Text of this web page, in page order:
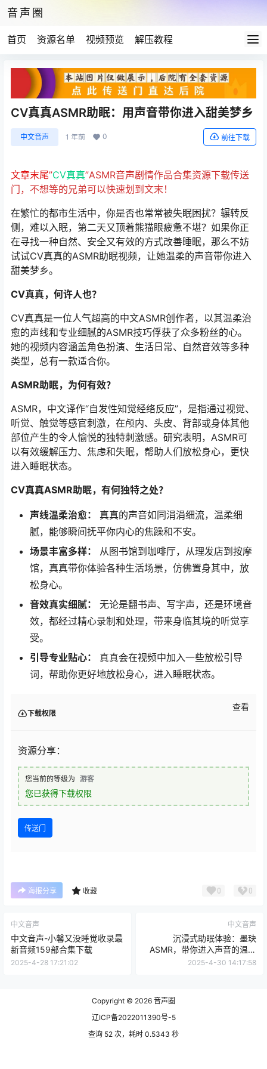
音声圈
首页 资源名单 视频预览 解压教程
CV真真ASMR助眠：用声音带你进入甜美梦乡
中文音声 1 年前 0 前往下载
文章末尾”CV真真”ASMR音声剧情作品合集资源下载传送
门，不想等的兄弟可以快速划到文末！
在繁忙的都市生活中，你是否也常常被失眠困扰？辗转反
侧，难以入眠，第二天又顶着熊猫眼疲惫不堪？如果你正
在寻找一种自然、安全又有效的方式改善睡眠，那么不妨
试试CV真真的ASMR助眠视频，让她温柔的声音带你进入
甜美梦乡。
CV真真，何许人也？
CV真真是一位人气超高的中文ASMR创作者，以其温柔治
愈的声线和专业细腻的ASMR技巧俘获了众多粉丝的心。
她的视频内容涵盖角色扮演、生活日常、自然音效等多种
类型，总有一款适合你。
ASMR助眠，为何有效？
ASMR，中文译作“自发性知觉经络反应”，是指通过视觉、
听觉、触觉等感官刺激，在颅内、头皮、背部或身体其他
部位产生的令人愉悦的独特刺激感。研究表明，ASMR可
以有效缓解压力、焦虑和失眠，帮助人们放松身心，更快
进入睡眠状态。
CV真真ASMR助眠，有何独特之处？
声线温柔治愈：
真真的声音如同涓涓细流，温柔细
腻，能够瞬间抚平你内心的焦躁和不安。
场景丰富多样：
从图书馆到咖啡厅，从理发店到按摩
馆，真真带你体验各种生活场景，仿佛置身其中，放
松身心。
音效真实细腻：
无论是翻书声、写字声，还是环境音
效，都经过精心录制和处理，带来身临其境的听觉享
受。
引导专业贴心：
真真会在视频中加入一些放松引导
词，帮助你更好地放松身心，进入睡眠状态。
下载权限
查看
资源分享：
您当前的等级为 游客
您已获得下载权限
传送门
海报分享 收藏 0 0
中文音声
中文音声-小馨又没睡觉收录最
新音频159部合集下载
2025-4-28 17:21:02
中文音声
沉浸式助眠体验：墨玦
ASMR，带你进入声音的温柔
乡
2025-4-30 14:17:58
Copyright © 2026 音声圈
辽ICP备2022011390号-5
查询 52 次，耗时 0.5343 秒